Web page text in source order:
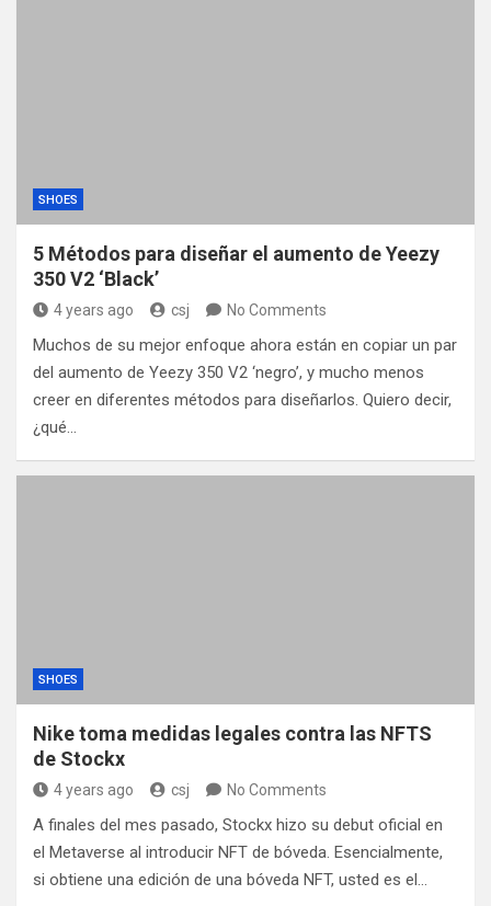
SHOES
5 Métodos para diseñar el aumento de Yeezy
350 V2 ‘Black’
4 years ago csj No Comments
Muchos de su mejor enfoque ahora están en copiar un par
del aumento de Yeezy 350 V2 ‘negro’, y mucho menos
creer en diferentes métodos para diseñarlos. Quiero decir,
¿qué…
SHOES
Nike toma medidas legales contra las NFTS
de Stockx
4 years ago csj No Comments
A finales del mes pasado, Stockx hizo su debut oficial en
el Metaverse al introducir NFT de bóveda. Esencialmente,
si obtiene una edición de una bóveda NFT, usted es el…